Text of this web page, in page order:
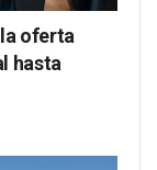
oferta
hasta